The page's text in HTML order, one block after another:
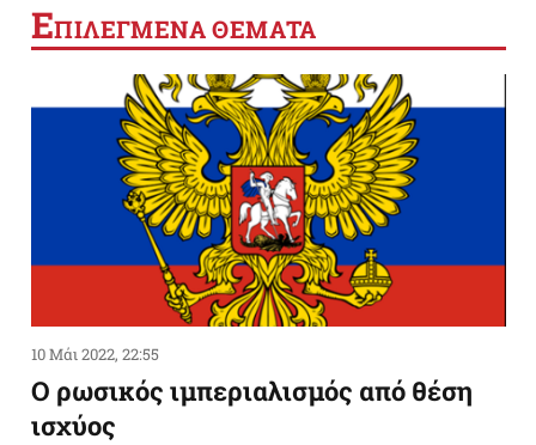
ΕΠΙΛΕΓΜΕΝΑ ΘΕΜΑΤΑ
10 Μάι 2022, 22:55
Ο ρωσικός ιμπεριαλισμός από θέση
ισχύος